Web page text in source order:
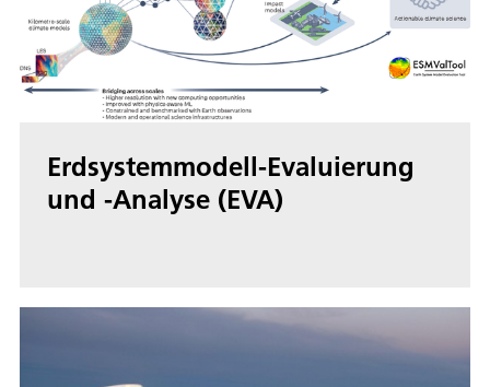
Erdsystemmodell-Evaluierung
und -Analyse (EVA)